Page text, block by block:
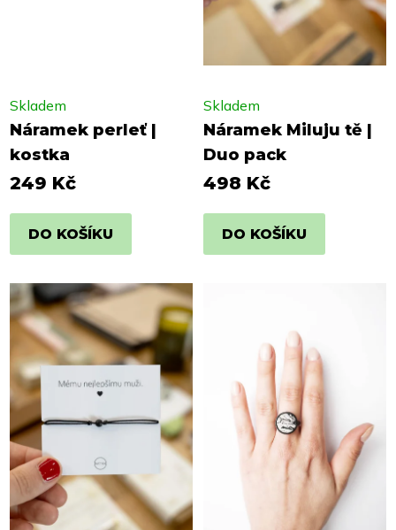
Náramek perleť |
kostka
Skladem
249 Kč
DO KOŠÍKU
Náramek Miluju tě |
Duo pack
Skladem
498 Kč
DO KOŠÍKU